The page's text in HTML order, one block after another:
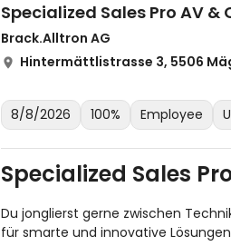
Specialized Sales Pro AV
Brack.Alltron AG
8/8/2026 100% Employee
Specialized Sales
Du jonglierst gerne zwischen
für smarte und innovative